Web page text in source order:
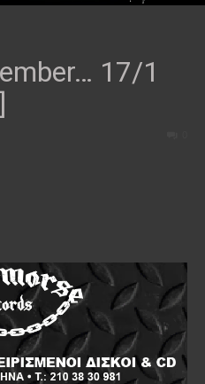
17/1